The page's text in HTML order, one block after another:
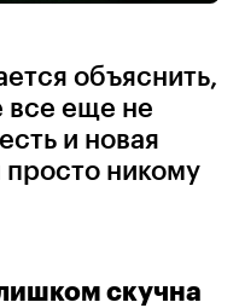
объяснить,
все еще не
и новая
никому
скучна